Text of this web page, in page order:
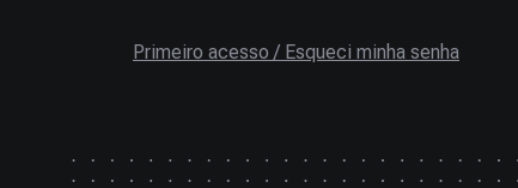
Primeiro acesso / Esqueci minha senha